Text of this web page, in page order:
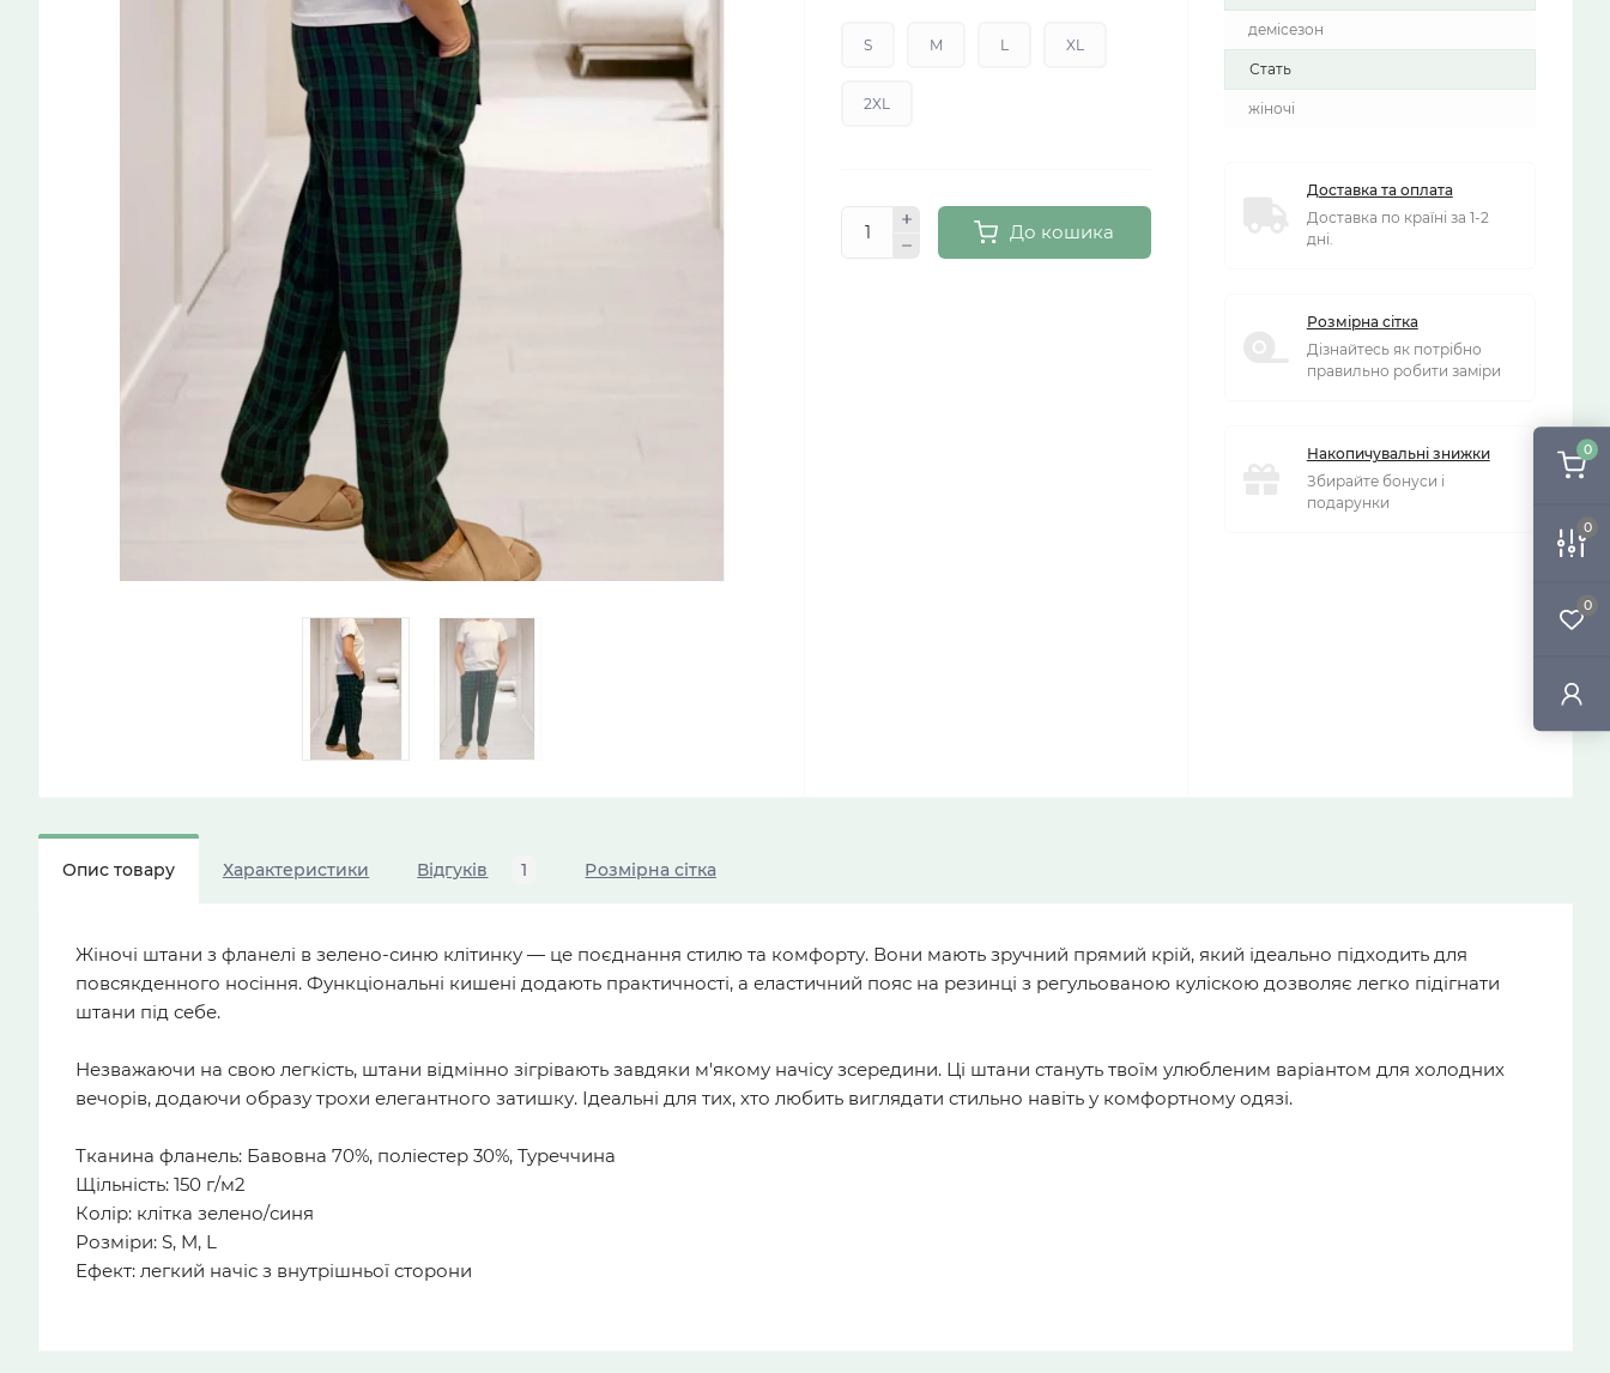
0
0
0
S M L XL
2XL
До кошика
демісезон
Стать
жіночі
Доставка та оплата
Доставка по країні за 1-2
дні.
Розмірна сітка
Дізнайтесь як потрібно
правильно робити заміри
Накопичувальні знижки
Збирайте бонуси і
подарунки
Опис товару Характеристики Відгуків 1 Розмірна сітка
Жіночі штани з фланелі в зелено-синю клітинку — це поєднання стилю та комфорту. Вони мають зручний прямий крій, який ідеально підходить для
повсякденного носіння. Функціональні кишені додають практичності, а еластичний пояс на резинці з регульованою куліскою дозволяє легко підігнати
штани під себе.
Незважаючи на свою легкість, штани відмінно зігрівають завдяки м'якому начісу зсередини. Ці штани стануть твоїм улюбленим варіантом для холодних
вечорів, додаючи образу трохи елегантного затишку. Ідеальні для тих, хто любить виглядати стильно навіть у комфортному одязі.
Тканина фланель: Бавовна 70%, поліестер 30%, Туреччина
Щільність: 150 г/м2
Колір: клітка зелено/синя
Розміри: S, M, L
Ефект: легкий начіс з внутрішньої сторони